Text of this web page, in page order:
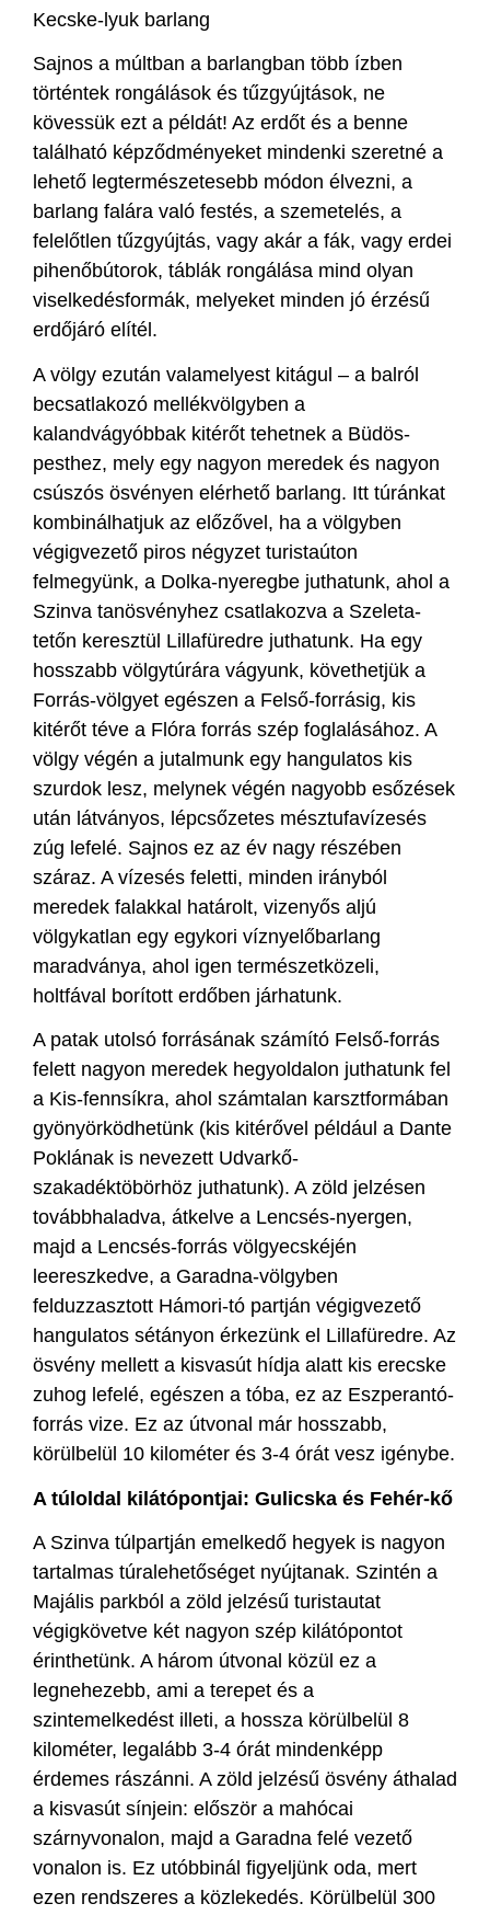
Kecske-lyuk barlang
Sajnos a múltban a barlangban több ízben
történtek rongálások és tűzgyújtások, ne
kövessük ezt a példát! Az erdőt és a benne
található képződményeket mindenki szeretné a
lehető legtermészetesebb módon élvezni, a
barlang falára való festés, a szemetelés, a
felelőtlen tűzgyújtás, vagy akár a fák, vagy erdei
pihenőbútorok, táblák rongálása mind olyan
viselkedésformák, melyeket minden jó érzésű
erdőjáró elítél.
A völgy ezután valamelyest kitágul – a balról
becsatlakozó mellékvölgyben a
kalandvágyóbbak kitérőt tehetnek a Büdös-
pesthez, mely egy nagyon meredek és nagyon
csúszós ösvényen elérhető barlang. Itt túránkat
kombinálhatjuk az előzővel, ha a völgyben
végigvezető piros négyzet turistaúton
felmegyünk, a Dolka-nyeregbe juthatunk, ahol a
Szinva tanösvényhez csatlakozva a Szeleta-
tetőn keresztül Lillafüredre juthatunk. Ha egy
hosszabb völgytúrára vágyunk, követhetjük a
Forrás-völgyet egészen a Felső-forrásig, kis
kitérőt téve a Flóra forrás szép foglalásához. A
völgy végén a jutalmunk egy hangulatos kis
szurdok lesz, melynek végén nagyobb esőzések
után látványos, lépcsőzetes mésztufavízesés
zúg lefelé. Sajnos ez az év nagy részében
száraz. A vízesés feletti, minden irányból
meredek falakkal határolt, vizenyős aljú
völgykatlan egy egykori víznyelőbarlang
maradványa, ahol igen természetközeli,
holtfával borított erdőben járhatunk.
A patak utolsó forrásának számító Felső-forrás
felett nagyon meredek hegyoldalon juthatunk fel
a Kis-fennsíkra, ahol számtalan karsztformában
gyönyörködhetünk (kis kitérővel például a Dante
Poklának is nevezett Udvarkő-
szakadéktöbörhöz juthatunk). A zöld jelzésen
továbbhaladva, átkelve a Lencsés-nyergen,
majd a Lencsés-forrás völgyecskéjén
leereszkedve, a Garadna-völgyben
felduzzasztott Hámori-tó partján végigvezető
hangulatos sétányon érkezünk el Lillafüredre. Az
ösvény mellett a kisvasút hídja alatt kis erecske
zuhog lefelé, egészen a tóba, ez az Eszperantó-
forrás vize. Ez az útvonal már hosszabb,
körülbelül 10 kilométer és 3-4 órát vesz igénybe.
A túloldal kilátópontjai: Gulicska és Fehér-kő
A Szinva túlpartján emelkedő hegyek is nagyon
tartalmas túralehetőséget nyújtanak. Szintén a
Majális parkból a zöld jelzésű turistautat
végigkövetve két nagyon szép kilátópontot
érinthetünk. A három útvonal közül ez a
legnehezebb, ami a terepet és a
szintemelkedést illeti, a hossza körülbelül 8
kilométer, legalább 3-4 órát mindenképp
érdemes rászánni. A zöld jelzésű ösvény áthalad
a kisvasút sínjein: először a mahócai
szárnyvonalon, majd a Garadna felé vezető
vonalon is. Ez utóbbinál figyeljünk oda, mert
ezen rendszeres a közlekedés. Körülbelül 300